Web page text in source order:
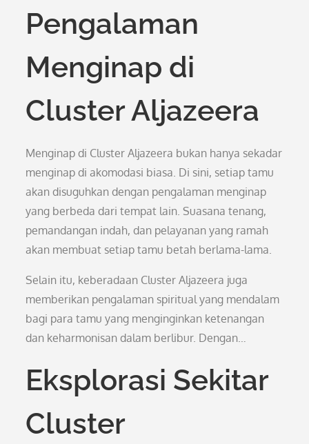
Pengalaman
Menginap di
Cluster Aljazeera
Menginap di Cluster Aljazeera bukan hanya sekadar
menginap di akomodasi biasa. Di sini, setiap tamu
akan disuguhkan dengan pengalaman menginap
yang berbeda dari tempat lain. Suasana tenang,
pemandangan indah, dan pelayanan yang ramah
akan membuat setiap tamu betah berlama-lama.
Selain itu, keberadaan Cluster Aljazeera juga
memberikan pengalaman spiritual yang mendalam
bagi para tamu yang menginginkan ketenangan
dan keharmonisan dalam berlibur. Dengan…
Eksplorasi Sekitar
Cluster